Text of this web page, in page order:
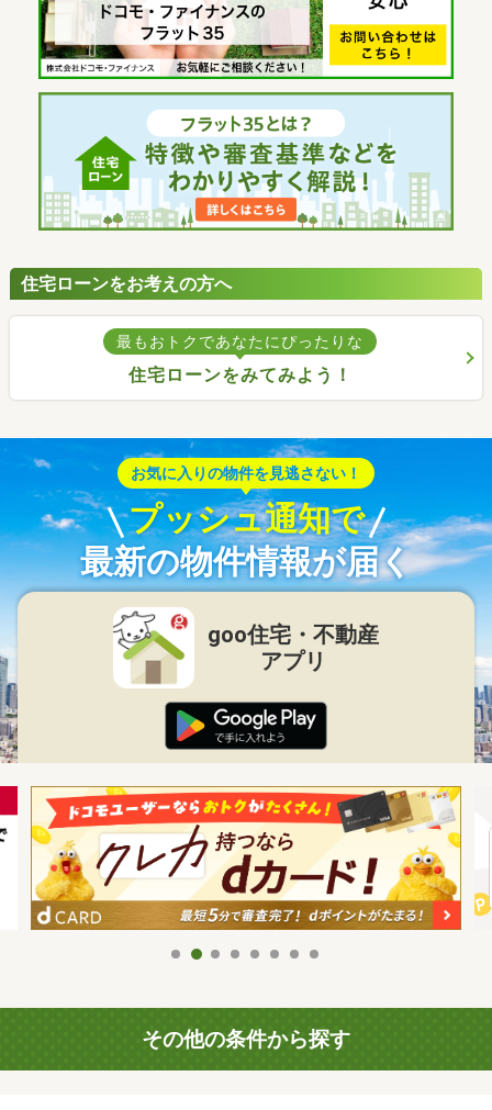
住宅ローンをお考えの方へ
最もおトクであなたにぴったりな
住宅ローンをみてみよう！
お気に入りの物件を見逃さない！
プッシュ通知で
最新の物件情報が届く
goo住宅・不動産
アプリ
その他の条件から探す